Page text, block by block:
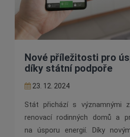
Nové příležitosti pro
díky státní podpoře
23. 12. 2024
Stát přichází s významnými
renovací rodinných domů a
na úsporu energií. Díky